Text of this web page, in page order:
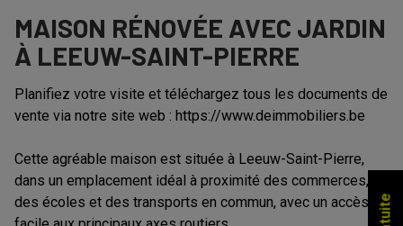
MAISON RÉNOVÉE AVEC JARDIN
À LEEUW-SAINT-PIERRE
Planifiez votre visite et téléchargez tous les documents de
vente via notre site web : https://www.deimmobiliers.be
Cette agréable maison est située à Leeuw-Saint-Pierre,
dans un emplacement idéal à proximité des commerces,
des écoles et des transports en commun, avec un accès